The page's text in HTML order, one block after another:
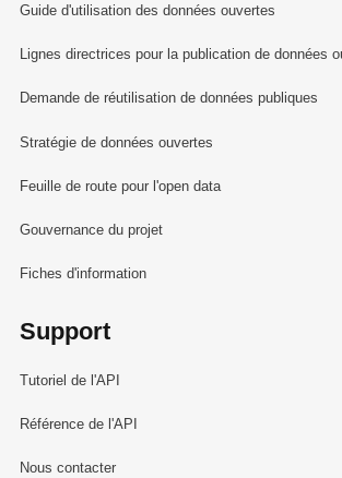
Guide d'utilisation des données ouvertes
Lignes directrices pour la publication de données
Demande de réutilisation de données publiques
Stratégie de données ouvertes
Feuille de route pour l'open data
Gouvernance du projet
Fiches d'information
Support
Tutoriel de l'API
Référence de l'API
Nous contacter